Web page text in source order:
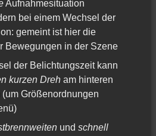
Aufnahmesituation
bei einem Wechsel der
gemeint ist hier die
Bewegungen in der Szene
der Belichtungszeit kann
kurzen Dreh am hinteren
Größenordnungen
und schnell